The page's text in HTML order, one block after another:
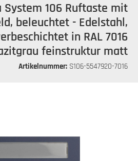
System 106 Ruftaste mit
beleuchtet - Edelstahl,
in RAL 7016
feinstruktur matt
Artikelnummer: S106-5547920-7016